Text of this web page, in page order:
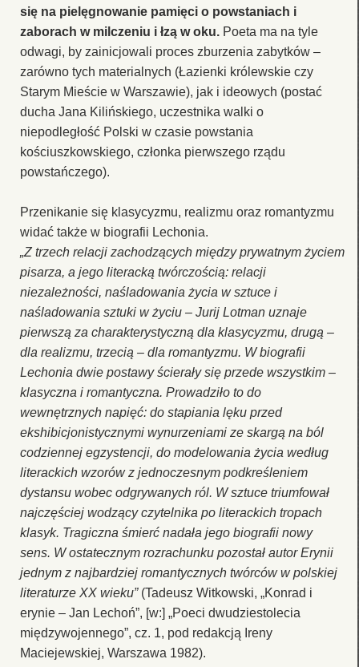
się na pielęgnowanie pamięci o powstaniach i
zaborach w milczeniu i łzą w oku. Poeta ma na tyle
odwagi, by zainicjowali proces zburzenia zabytków –
zarówno tych materialnych (Łazienki królewskie czy
Starym Mieście w Warszawie), jak i ideowych (postać
ducha Jana Kilińskiego, uczestnika walki o
niepodległość Polski w czasie powstania
kościuszkowskiego, członka pierwszego rządu
powstańczego).
Przenikanie się klasycyzmu, realizmu oraz romantyzmu
widać także w biografii Lechonia.
„Z trzech relacji zachodzących między prywatnym życiem
pisarza, a jego literacką twórczością: relacji
niezależności, naśladowania życia w sztuce i
naśladowania sztuki w życiu – Jurij Lotman uznaje
pierwszą za charakterystyczną dla klasycyzmu, drugą –
dla realizmu, trzecią – dla romantyzmu. W biografii
Lechonia dwie postawy ścierały się przede wszystkim –
klasyczna i romantyczna. Prowadziło to do
wewnętrznych napięć: do stapiania lęku przed
ekshibicjonistycznymi wynurzeniami ze skargą na ból
codziennej egzystencji, do modelowania życia według
literackich wzorów z jednoczesnym podkreśleniem
dystansu wobec odgrywanych ról. W sztuce triumfował
najczęściej wodzący czytelnika po literackich tropach
klasyk. Tragiczna śmierć nadała jego biografii nowy
sens. W ostatecznym rozrachunku pozostał autor Erynii
jednym z najbardziej romantycznych twórców w polskiej
literaturze XX wieku”(Tadeusz Witkowski, „Konrad i
erynie – Jan Lechoń”, [w:] „Poeci dwudziestolecia
międzywojennego”, cz. 1, pod redakcją Ireny
Maciejewskiej, Warszawa 1982).